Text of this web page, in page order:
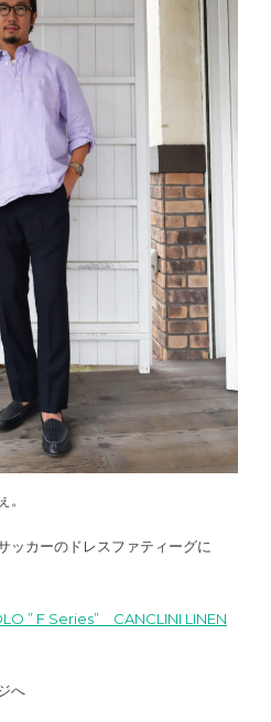
。
ッカーのドレスファティーグに
” F Series” CANCLINI LINEN
へ